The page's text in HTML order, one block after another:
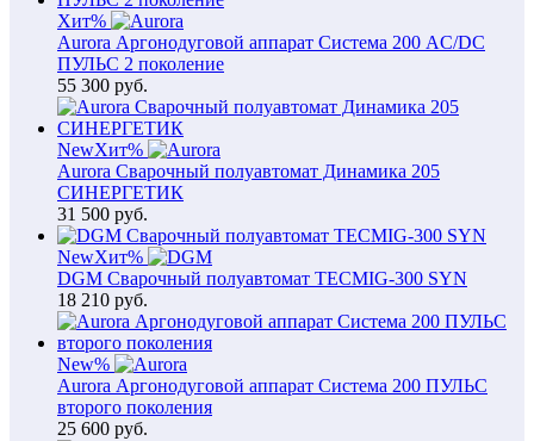
Хит%
Aurora Аргонодуговой аппарат Система 200 AC/DC
ПУЛЬС 2 поколение
55 300 руб.
NewХит%
Aurora Сварочный полуавтомат Динамика 205
СИНЕРГЕТИК
31 500 руб.
NewХит%
DGM Сварочный полуавтомат TECMIG-300 SYN
18 210 руб.
New%
Aurora Аргонодуговой аппарат Система 200 ПУЛЬС
второго поколения
25 600 руб.